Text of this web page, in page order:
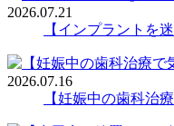
2026.07.21
【インプラントを
2026.07.16
【妊娠中の歯科治